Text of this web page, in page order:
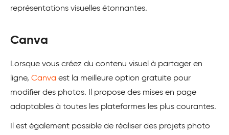
représentations visuelles étonnantes.
Canva
Lorsque vous créez du contenu visuel à partager en
ligne, Canva est la meilleure option gratuite pour
modifier des photos. Il propose des mises en page
adaptables à toutes les plateformes les plus courantes.
Il est également possible de réaliser des projets photo